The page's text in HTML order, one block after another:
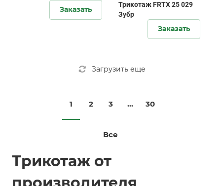
Заказать
FORTEX-2025
Трикотаж FRTX 25 029
Зубр
Заказать
Загрузить еще
1 2 3 ... 30
Все
Трикотаж от